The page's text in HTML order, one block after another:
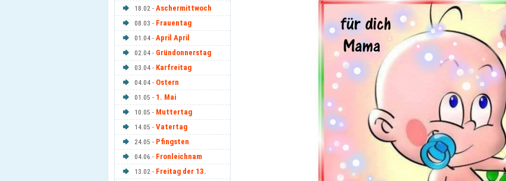
18.02 - Aschermittwoch
08.03 - Frauentag
01.04 - April April
02.04 - Gründonnerstag
03.04 - Karfreitag
04.04 - Ostern
01.05 - 1. Mai
10.05 - Muttertag
14.05 - Vatertag
24.05 - Pfingsten
04.06 - Fronleichnam
13.02 - Freitag der 13.